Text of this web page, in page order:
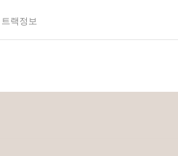
트랙정보